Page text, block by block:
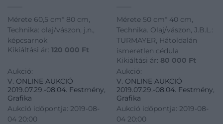
Mérete 60,5 cm* 80 cm,
Technika: olaj/vászon, j.n.,
képcsarnok
Kikiáltási ár: 120 000 Ft
Aukció:
V. ONLINE AUKCIÓ
2019.07.29.-08.04. Festmény,
Grafika
Aukció időpontja: 2019-08-
04 20:00
Mérete 50 cm* 40 cm,
Technika. Olaj/vászon, J.B.L.:
TURMAYER, Hátoldalán
ismeretlen cédula
Kikiáltási ár: 80 000 Ft
Aukció:
V. ONLINE AUKCIÓ
2019.07.29.-08.04. Festmény,
Grafika
Aukció időpontja: 2019-08-
04 20:00